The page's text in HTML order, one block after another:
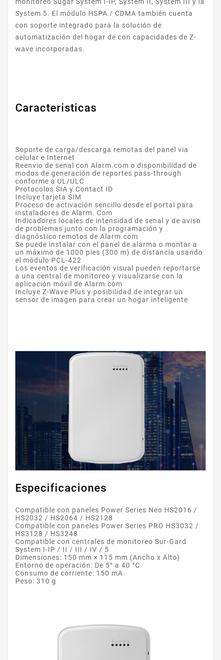
monitoreo Sugar System I-IP, System II, System III y la
System 5. El módulo HSPA / CDMA también cuenta
con soporte integrado para la solución de
automatización del hogar de con capacidades de Z-
wave incorporadas.
Caracteristicas
Soporte de carga/descarga remotas del panel via
celular e Internet
Reenvio de senal con Alarm.com o disponibilidad de
modos de generación de reportes pass-through
conforme a UL/ULC
Protocolos SIA y Contact ID
Incluye tarjeta SIM
Proceso de activación sencillo desde el portal para
instaladores de Alarm. Com
Indicadores locales de intensidad de senal y de aviso
de problemas junto con la programación y
diagnóstico remotos de Alarm.com
Se puede instalar con el panel de alarma o montar a
un máximo de 1000 pies (300 m) de distancia usando
el módulo PCL-422
Los eventos de verificación visual pueden reportarse
a una central de monitoreo y visualizarse con la
aplicación móvil de Alarm.com
Incluye Z-Wave Plus y posibilidad de integrar un
sensor de imagen para crear un hogar inteligente
Especificaciones
Compatible con paneles Power Series Neo HS2016 /
HS2032 / HS2064 / HS2128
Compatible con paneles Power Series PRO HS3032 /
HS3128 / HS3248
Compatible con centrales de monitoreo Sur-Gard
System I-IP / II / III / IV / 5
Dimensiones: 150 mm × 115 mm (Ancho x Alto)
Entorno de operación: De 5° a 40 °C
Consumo de corriente: 150 mA
Peso: 310 g